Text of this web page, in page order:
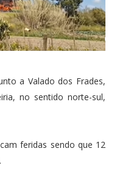
a Valado dos Frades,
no sentido norte-sul,
feridas sendo que 12